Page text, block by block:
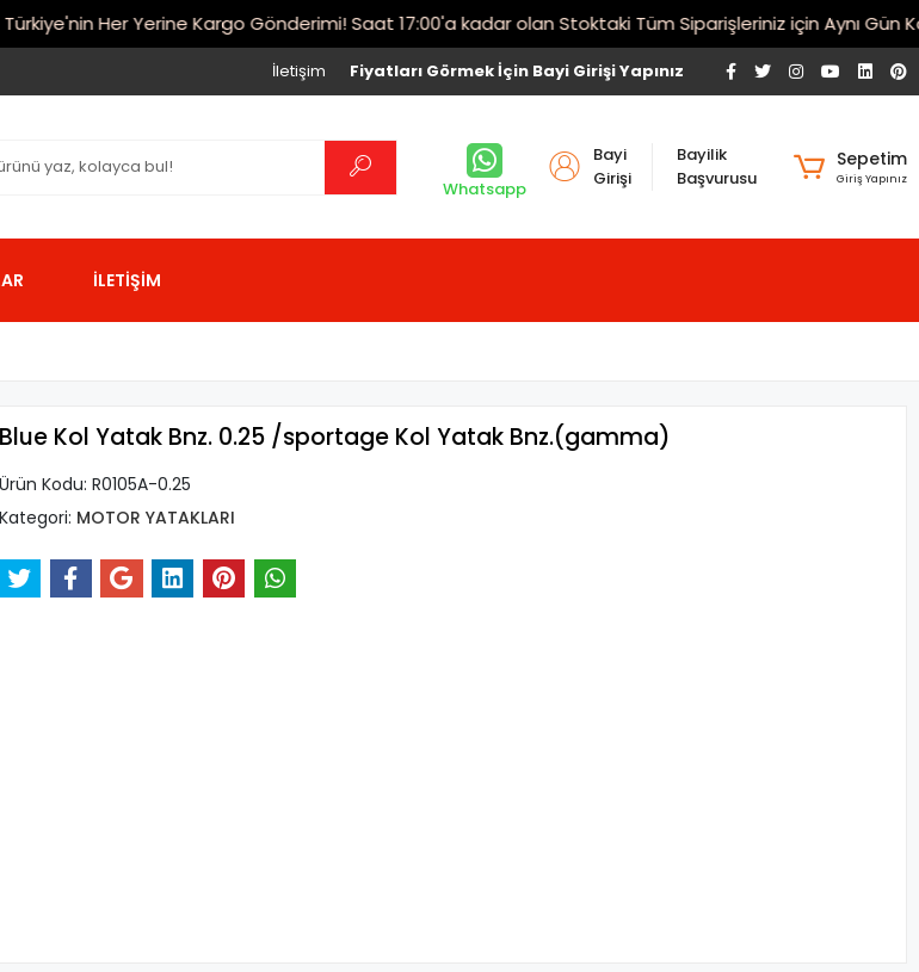
Her Yerine Kargo Gönderimi! Saat 17:00'a kadar olan Stoktaki Tüm Siparişleriniz için Aynı Gün
Fiyatları Görmek İçin Bayi Girişi Yapınız
İletişim
Whatsapp
Bayi
Girişi
Bayilik
Başvurusu
Sepetim
Giriş Yapınız
İLETİŞİM
Blue Kol Yatak Bnz. 0.25 /sportage Kol Yatak Bnz.(gamma)
Ürün Kodu: R0105A-0.25
Kategori: MOTOR YATAKLARI